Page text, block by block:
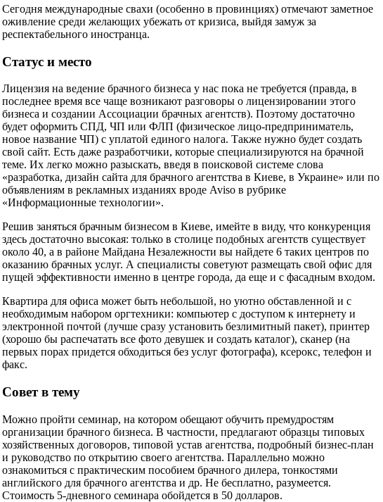
Сегодня международные свахи (особенно в провинциях) отмечают заметное
оживление среди желающих убежать от кризиса, выйдя замуж за
респектабельного иностранца.
Статус и место
Лицензия на ведение брачного бизнеса у нас пока не требуется (правда, в
последнее время все чаще возникают разговоры о лицензировании этого
бизнеса и создании Ассоциации брачных агентств). Поэтому достаточно
будет оформить СПД, ЧП или ФЛП (физическое лицо-предприниматель,
новое название ЧП) с уплатой единого налога. Также нужно будет создать
свой сайт. Есть даже разработчики, которые специализируются на брачной
теме. Их легко можно разыскать, введя в поисковой системе слова
«разработка, дизайн сайта для брачного агентства в Киеве, в Украине» или по
объявлениям в рекламных изданиях вроде Aviso в рубрике
«Информационные технологии».
Решив заняться брачным бизнесом в Киеве, имейте в виду, что конкуренция
здесь достаточно высокая: только в столице подобных агентств существует
около 40, а в районе Майдана Незалежности вы найдете 6 таких центров по
оказанию брачных услуг. А специалисты советуют размещать свой офис для
пущей эффективности именно в центре города, да еще и с фасадным входом.
Квартира для офиса может быть небольшой, но уютно обставленной и с
необходимым набором оргтехники: компьютер с доступом к интернету и
электронной почтой (лучше сразу установить безлимитный пакет), принтер
(хорошо бы распечатать все фото девушек и создать каталог), сканер (на
первых порах придется обходиться без услуг фотографа), ксерокс, телефон и
факс.
Совет в тему
Можно пройти семинар, на котором обещают обучить премудростям
организации брачного бизнеса. В частности, предлагают образцы типовых
хозяйственных договоров, типовой устав агентства, подробный бизнес-план
и руководство по открытию своего агентства. Параллельно можно
ознакомиться с практическим пособием брачного дилера, тонкостями
английского для брачного агентства и др. Не бесплатно, разумеется.
Стоимость 5-дневного семинара обойдется в 50 долларов.